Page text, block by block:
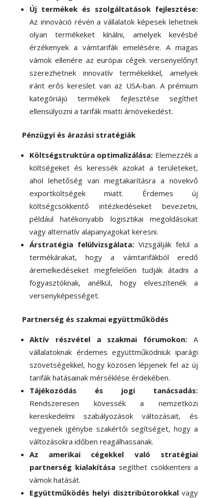
Új termékek és szolgáltatások fejlesztése:
Az innováció révén a vállalatok képesek lehetnek
olyan termékeket kínálni, amelyek kevésbé
érzékenyek a vámtarifák emelésére. A magas
vámok ellenére az európai cégek versenyelőnyt
szerezhetnek innovatív termékekkel, amelyek
iránt erős kereslet van az USA-ban. A prémium
kategóriájú termékek fejlesztése segíthet
ellensúlyozni a tarifák miatti árnövekedést.
Pénzügyi és árazási stratégiák
Költségstruktúra optimalizálása: Elemezzék a
költségeket és keressék azokat a területeket,
ahol lehetőség van megtakarításra a növekvő
exportköltségek miatt. Érdemes új
költségcsökkentő intézkedéseket bevezetni,
például hatékonyabb logisztikai megoldásokat
vagy alternatív alapanyagokat keresni.
Árstratégia felülvizsgálata:Vizsgálják felül a
termékárakat, hogy a vámtarifákból eredő
áremelkedéseket megfelelően tudják átadni a
fogyasztóknak, anélkül, hogy elveszítenék a
versenyképességet.
Partnerség és szakmai együttműködés
Aktív részvétel a szakmai fórumokon: A
vállalatoknak érdemes együttműködniük iparági
szövetségekkel, hogy közösen lépjenek fel az új
tarifák hatásainak mérséklése érdekében.
Tájékozódás és jogi tanácsadás:
Rendszeresen kövessék a nemzetközi
kereskedelmi szabályozások változásait, és
vegyenek igénybe szakértői segítséget, hogy a
változásokra időben reagálhassanak.
Az amerikai cégekkel való stratégiai
partnerség kialakításasegíthet csökkenteni a
vámok hatását.
Együttműködés helyi disztribútorokkalvagy